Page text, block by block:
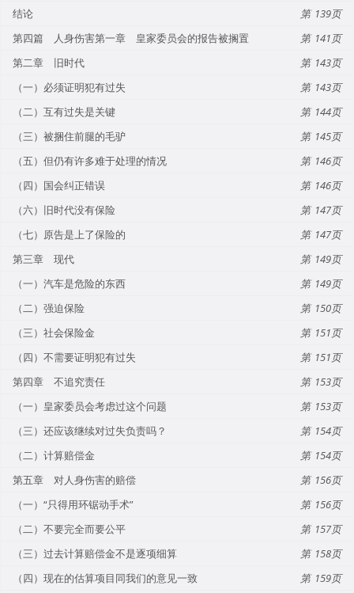
结论
139
第四篇 人身伤害第一章 皇家委员会的报告被搁置
141
第二章 旧时代
143
（一）必须证明犯有过失
143
（二）互有过失是关键
144
（三）被捆住前腿的毛驴
145
（五）但仍有许多难于处理的情况
146
（四）国会纠正错误
146
（六）旧时代没有保险
147
（七）原告是上了保险的
147
第三章 现代
149
（一）汽车是危险的东西
149
（二）强迫保险
150
（三）社会保险金
151
（四）不需要证明犯有过失
151
第四章 不追究责任
153
（一）皇家委员会考虑过这个问题
153
（三）还应该继续对过失负责吗？
154
（二）计算赔偿金
154
第五章 对人身伤害的赔偿
156
（一）“只得用环锯动手术”
156
（二）不要完全而要公平
157
（三）过去计算赔偿金不是逐项细算
158
（四）现在的估算项目同我们的意见一致
159